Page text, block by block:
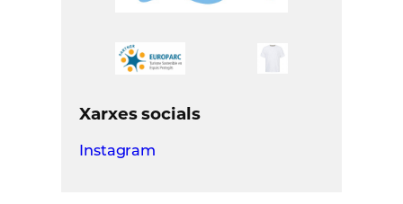
Xarxes socials
Instagram